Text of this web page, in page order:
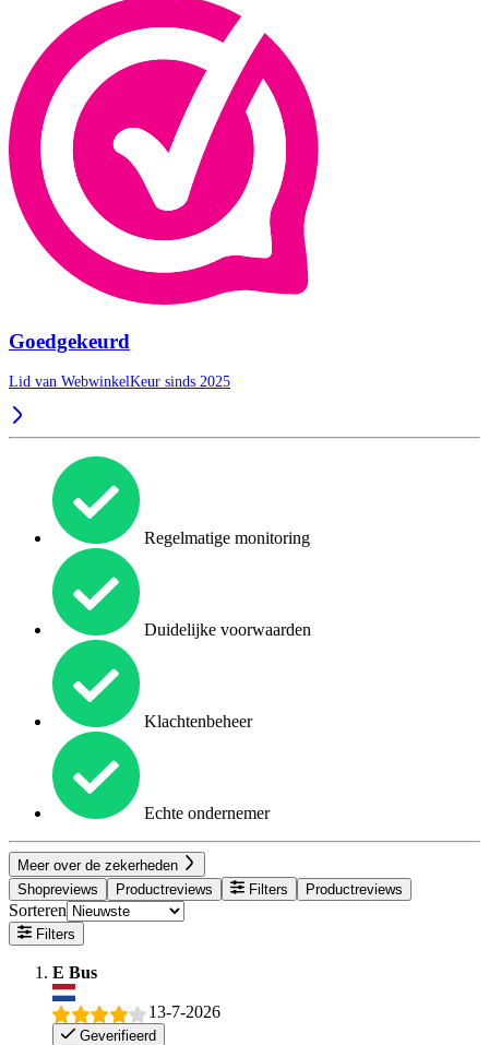
Goedgekeurd
Lid van WebwinkelKeur sinds 2025
Regelmatige monitoring
Duidelijke voorwaarden
Klachtenbeheer
Echte ondernemer
Meer over de zekerheden
Shopreviews
Productreviews Filters Productreviews
Sorteren
Filters
E Bus
13-7-2026
Geverifieerd